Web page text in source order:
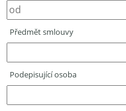
Předmět smlouvy
Podepisující osoba